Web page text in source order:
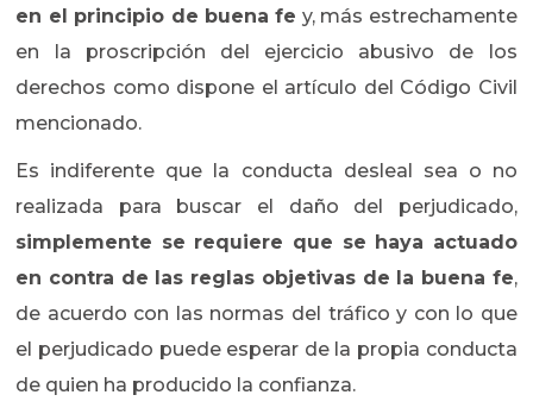
en el principio de buena fe y, más estrechamente
en la proscripción del ejercicio abusivo de los
derechos como dispone el artículo del Código Civil
mencionado.
Es indiferente que la conducta desleal sea o no
realizada para buscar el daño del perjudicado,
simplemente se requiere que se haya actuado
en contra de las reglas objetivas de la buena fe,
de acuerdo con las normas del tráfico y con lo que
el perjudicado puede esperar de la propia conducta
de quien ha producido la confianza.